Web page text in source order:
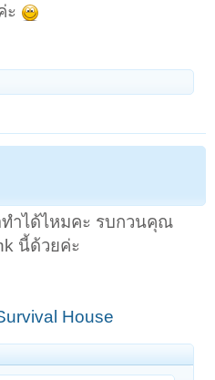
ะ
ำได้ไหมคะ รบกวนคุณ
นี้ด้วยค่ะ
House